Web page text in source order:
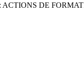
: ACTIONS DE